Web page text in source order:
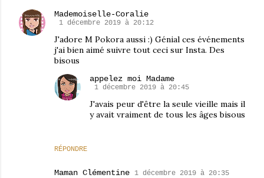
Mademoiselle-Coralie
1 décembre 2019 à 20:12
J'adore M Pokora aussi :) Génial ces événements
j'ai bien aimé suivre tout ceci sur Insta. Des
bisous
RÉPONDRE
appelez moi Madame
1 décembre 2019 à 20:45
J'avais peur d'être la seule vieille mais il
y avait vraiment de tous les âges bisous
Maman Clémentine 1 décembre 2019 à 20:35